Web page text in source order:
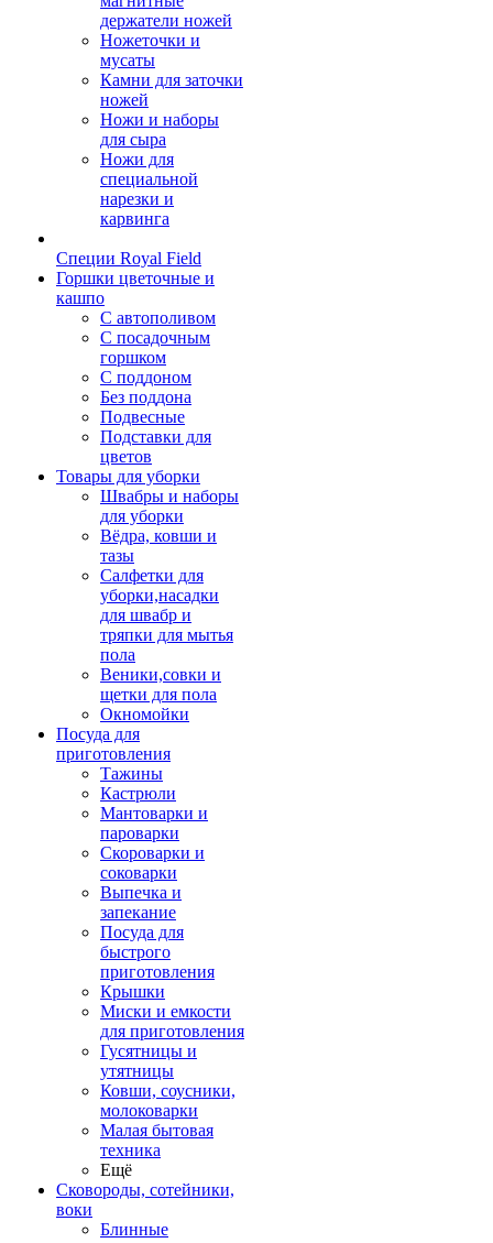
держатели ножей
Ножеточки и
мусаты
Камни для заточки
ножей
Ножи и наборы
для сыра
Ножи для
специальной
нарезки и
карвинга
Специи Royal Field
Горшки цветочные и
кашпо
С автополивом
С посадочным
горшком
С поддоном
Без поддона
Подвесные
Подставки для
цветов
Товары для уборки
Швабры и наборы
для уборки
Вёдра, ковши и
тазы
Салфетки для
уборки,насадки
для швабр и
тряпки для мытья
пола
Веники,совки и
щетки для пола
Окномойки
Посуда для
приготовления
Тажины
Кастрюли
Мантоварки и
пароварки
Скороварки и
соковарки
Выпечка и
запекание
Посуда для
быстрого
приготовления
Крышки
Миски и емкости
для приготовления
Гусятницы и
утятницы
Ковши, соусники,
молоковарки
Малая бытовая
техника
Ещё
Сковороды, сотейники,
воки
Блинные